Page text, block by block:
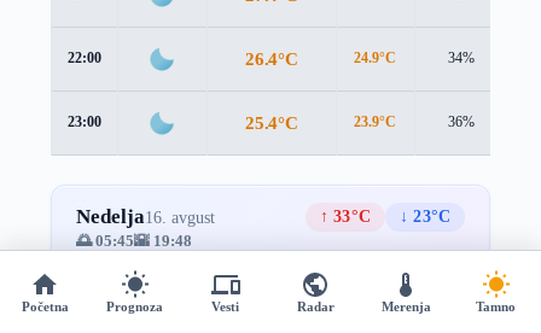
22:00 26.4°C 24.9°C 34%
23:00 25.4°C 23.9°C 36%
Nedelja16. avgust ↑ 33°C
↓ 23°C
🌅 05:45🌇 19:48
Prevucite za više →
Početna Prognoza Vesti Radar Merenja Tamno